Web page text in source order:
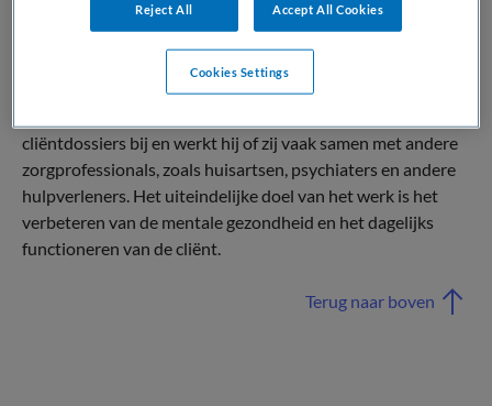
gaan. Tijdens het behandelproces wordt regelmatig
aanpassingen nodig zijn.
cliëntdossiers bij en werkt hij of zij vaak samen met andere
zorgprofessionals, zoals huisartsen, psychiaters en andere
hulpverleners. Het uiteindelijke doel van het werk is het
verbeteren van de mentale gezondheid en het dagelijks
functioneren van de cliënt.
Terug naar boven
Reject All Accept All Cookies
Cookies Settings